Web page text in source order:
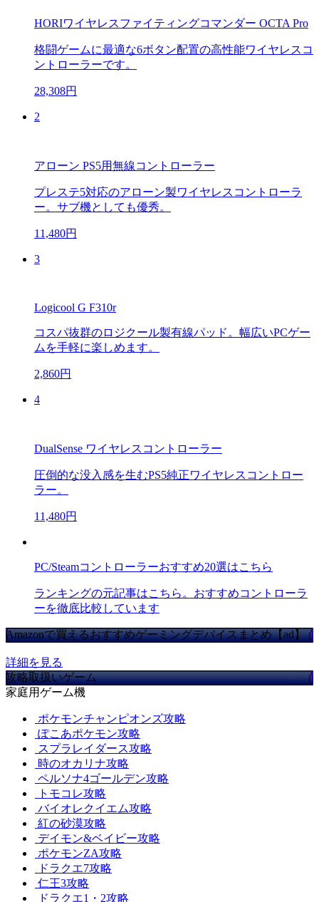
HORIワイヤレスファイティングコマンダー OCTA Pro
格闘ゲームに最適な6ボタン配置の高性能ワイヤレスコ
ントローラーです。
28,308円
2
アローン PS5用無線コントローラー
プレステ5対応のアローン製ワイヤレスコントローラ
ー。サブ機としても優秀。
11,480円
3
Logicool G F310r
コスパ抜群のロジクール製有線パッド。幅広いPCゲー
ムを手軽に楽しめます。
2,860円
4
DualSense ワイヤレスコントローラー
圧倒的な没入感を生むPS5純正ワイヤレスコントロー
ラー。
11,480円
PC/Steamコントローラーおすすめ20選はこちら
ランキングの元記事はこちら。おすすめコントローラ
ーを徹底比較しています
Amazonで買えるおすすめゲーミングデバイスまとめ【ad】
詳細を見る
攻略取扱いゲーム
家庭用ゲーム機
ポケモンチャンピオンズ攻略
ぽこあポケモン攻略
スプラレイダース攻略
時のオカリナ攻略
ペルソナ4ゴールデン攻略
トモコレ攻略
バイオレクイエム攻略
紅の砂漠攻略
デイモン&ベイビー攻略
ポケモンZA攻略
ドラクエ7攻略
仁王3攻略
ドラクエ1・2攻略